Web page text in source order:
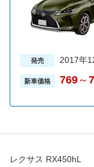
発売 2017年
新車価格 769～
レクサス RX450hL